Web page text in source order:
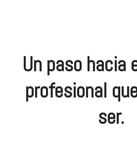
Un paso hacia
profesional
ser.